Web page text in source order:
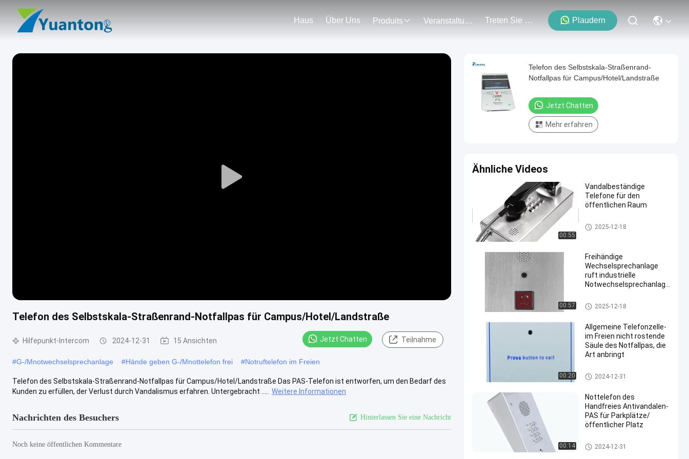
Haus Über Uns Produits Veranstaltungen Treten Sie Mit Uns In Verbindung Plaudern
Play
Telefon des Selbstskala-Straßenrand-Notfallpas für Campus/Hotel/Landstraße
Hilfepunkt-Intercom 2024-12-31 15 Ansichten Jetzt Chatten Teilnahme
#G-/Mnotwechselsprechanlage #Hände geben G-/Mnottelefon frei #Notruftelefon im Freien
Telefon des Selbstskala-Straßenrand-Notfallpas für Campus/Hotel/Landstraße Das PAS-Telefon ist entworfen, um den Bedarf des
Kunden zu erfüllen, der Verlust durch Vandalismus erfahren. Untergebracht .....
Weitere Informationen
Nachrichten des Besuchers Hinterlassen Sie eine Nachricht
Noch keine öffentlichen Kommentare
Telefon des Selbstskala-Straßenrand-
Notfallpas für Campus/Hotel/Landstraße
Jetzt Chatten
Mehr erfahren
Ähnliche Videos
00:55
Vandalbeständige
Telefone für den
öffentlichen Raum
Vandalen-beständiges Telefon
2025-12-18
00:57
Freihändige
Wechselsprechanlage
ruft industrielle
Notwechselsprechanlage
Hilfepunkt-Intercom
2025-12-18
00:20
Allgemeine Telefonzelle-
im Freien nicht rostende
Säule des Notfallpas, die
Art anbringt
Hilfepunkt-Intercom
2024-12-31
00:14
Nottelefon des
Handfreies Antivandalen-
PAS für Parkplätze/
öffentlicher Platz
Hilfepunkt-Intercom
2024-12-31